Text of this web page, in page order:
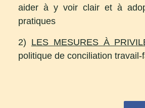
aider à y voir clair et à
pratiques
2) LES MESURES À
politique de conciliation travail-